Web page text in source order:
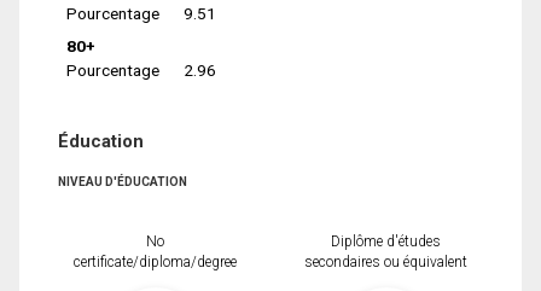
Pourcentage
9.51
80+
Pourcentage
2.96
Éducation
NIVEAU D'ÉDUCATION
No
certificate/diploma/degree
Diplôme d'études
secondaires ou équivalent